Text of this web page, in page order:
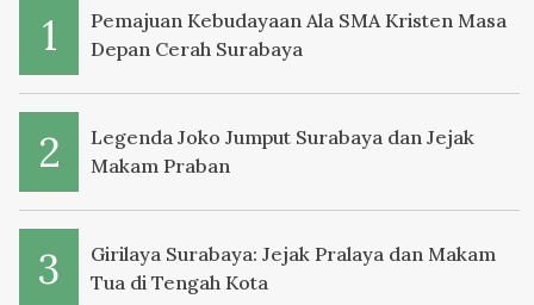
Pemajuan Kebudayaan Ala SMA Kristen Masa
Depan Cerah Surabaya
Legenda Joko Jumput Surabaya dan Jejak
Makam Praban
Girilaya Surabaya: Jejak Pralaya dan Makam
Tua di Tengah Kota